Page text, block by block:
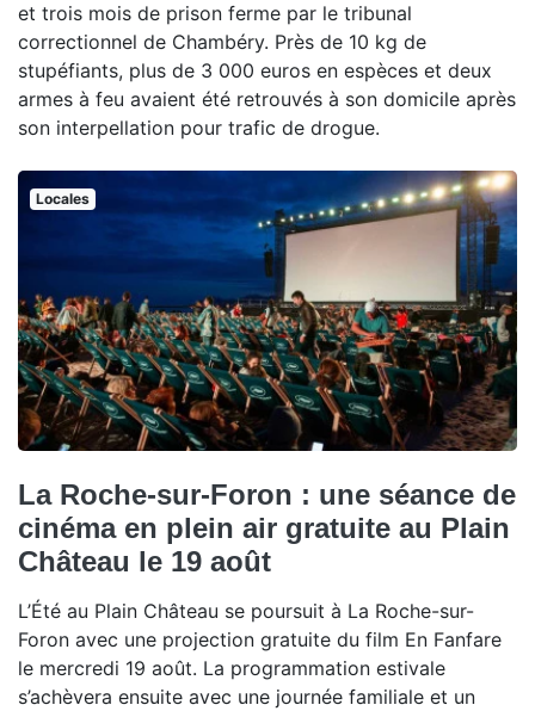
et trois mois de prison ferme par le tribunal
correctionnel de Chambéry. Près de 10 kg de
stupéfiants, plus de 3 000 euros en espèces et deux
armes à feu avaient été retrouvés à son domicile après
son interpellation pour trafic de drogue.
Locales
La Roche-sur-Foron : une séance de
cinéma en plein air gratuite au Plain
Château le 19 août
L’Été au Plain Château se poursuit à La Roche-sur-
Foron avec une projection gratuite du film En Fanfare
le mercredi 19 août. La programmation estivale
s’achèvera ensuite avec une journée familiale et un